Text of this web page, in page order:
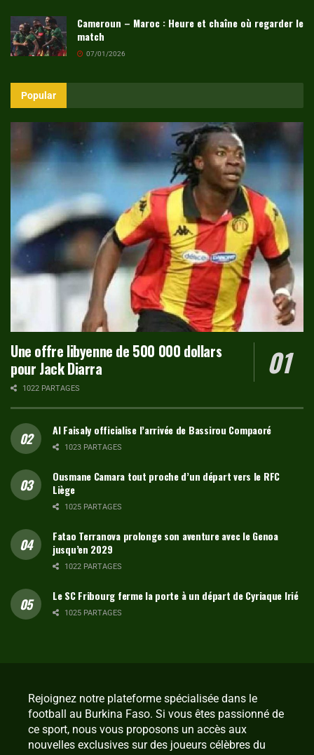
Cameroun – Maroc : Heure et chaîne où regarder le
match
07/01/2026
Popular
Une offre libyenne de 500 000 dollars
pour Jack Diarra
1022 PARTAGES
Al Faisaly officialise l’arrivée de Bassirou Compaoré
1023 PARTAGES
Ousmane Camara tout proche d’un départ vers le RFC
Liège
1025 PARTAGES
Fatao Terranova prolonge son aventure avec le Genoa
jusqu’en 2029
1022 PARTAGES
Le SC Fribourg ferme la porte à un départ de Cyriaque Irié
1025 PARTAGES
Rejoignez notre plateforme spécialisée dans le
football au Burkina Faso. Si vous êtes passionné de
ce sport, nous vous proposons un accès aux
nouvelles exclusives sur des joueurs célèbres du